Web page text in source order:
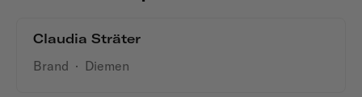
Claudia Sträter
Brand · Diemen